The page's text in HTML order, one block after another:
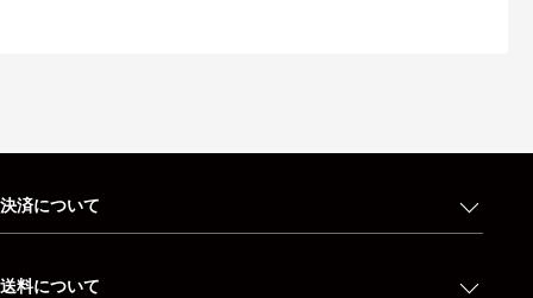
決済について
送料について